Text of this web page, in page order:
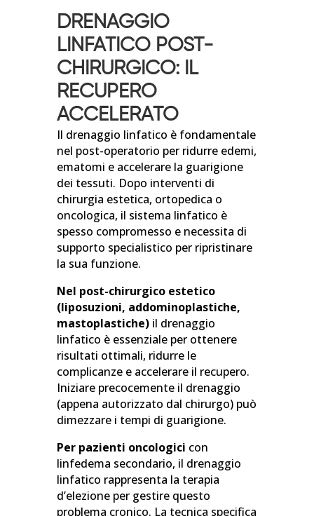
DRENAGGIO
LINFATICO POST-
CHIRURGICO: IL
RECUPERO
ACCELERATO
Il drenaggio linfatico è fondamentale
nel post-operatorio per ridurre edemi,
ematomi e accelerare la guarigione
dei tessuti. Dopo interventi di
chirurgia estetica, ortopedica o
oncologica, il sistema linfatico è
spesso compromesso e necessita di
supporto specialistico per ripristinare
la sua funzione.
Nel post-chirurgico estetico
(liposuzioni, addominoplastiche,
mastoplastiche)il drenaggio
linfatico è essenziale per ottenere
risultati ottimali, ridurre le
complicanze e accelerare il recupero.
Iniziare precocemente il drenaggio
(appena autorizzato dal chirurgo) può
dimezzare i tempi di guarigione.
Per pazienti oncologici con
linfedema secondario, il drenaggio
linfatico rappresenta la terapia
d’elezione per gestire questo
problema cronico. La tecnica specifica